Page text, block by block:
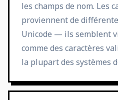
les champs de nom. Les
proviennent de
Unicode — ils semblent
comme des caractères
la plupart des systèmes